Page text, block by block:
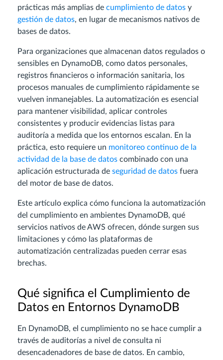
prácticas más amplias de cumplimiento de datos y
gestión de datos, en lugar de mecanismos nativos de
bases de datos.
Para organizaciones que almacenan datos regulados o
sensibles en DynamoDB, como datos personales,
registros financieros o información sanitaria, los
procesos manuales de cumplimiento rápidamente se
vuelven inmanejables. La automatización es esencial
para mantener visibilidad, aplicar controles
consistentes y producir evidencias listas para
auditoría a medida que los entornos escalan. En la
práctica, esto requiere un monitoreo continuo de la
actividad de la base de datos combinado con una
aplicación estructurada de seguridad de datos fuera
del motor de base de datos.
Este artículo explica cómo funciona la automatización
del cumplimiento en ambientes DynamoDB, qué
servicios nativos de AWS ofrecen, dónde surgen sus
limitaciones y cómo las plataformas de
automatización centralizadas pueden cerrar esas
brechas.
Qué significa el Cumplimiento de
Datos en Entornos DynamoDB
En DynamoDB, el cumplimiento no se hace cumplir a
través de auditorías a nivel de consulta ni
desencadenadores de base de datos. En cambio,